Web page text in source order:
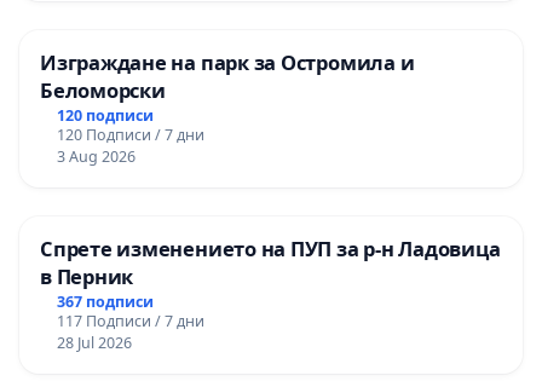
Изграждане на парк за Остромила и
Беломорски
120 подписи
120 Подписи / 7 дни
3 Aug 2026
Спрете изменението на ПУП за р-н Ладовица
в Перник
367 подписи
117 Подписи / 7 дни
28 Jul 2026